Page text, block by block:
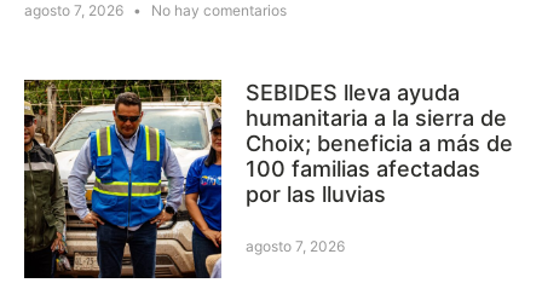
agosto 7, 2026 No hay comentarios
SEBIDES lleva ayuda
humanitaria a la sierra de
Choix; beneficia a más de
100 familias afectadas
por las lluvias
agosto 7, 2026